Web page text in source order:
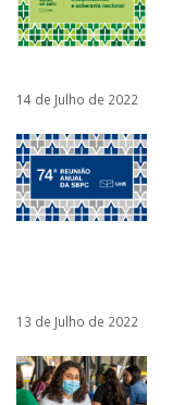
14 de Julho de 2022
13 de Julho de 2022